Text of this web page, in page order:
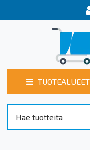
TUOTEALUEET